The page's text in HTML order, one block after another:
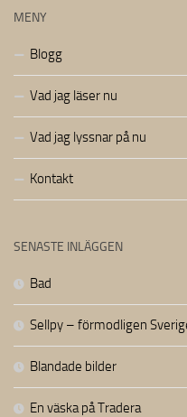
MENY
Blogg
Vad jag läser nu
Vad jag lyssnar på nu
Kontakt
SENASTE INLÄGGEN
Bad
Sellpy – förmodligen
Blandade bilder
En väska på Tradera